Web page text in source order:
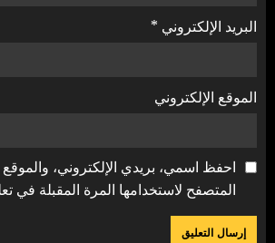
البريد الإلكتروني *
الموقع الإلكتروني
احفظ اسمي، بريدي الإلكتروني، والموقع
المتصفح لاستخدامها المرة المقبلة في